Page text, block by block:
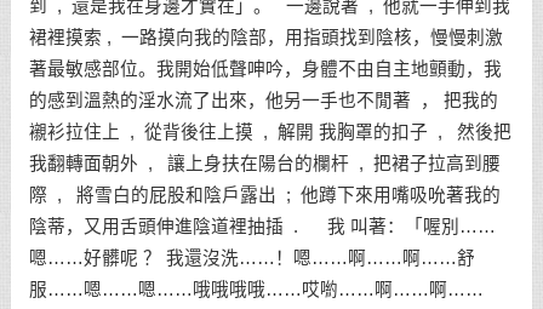
到 , 還是我在身邊才實在」。 一邊說著 , 他就一手伸到我
裙裡摸索 , 一路摸向我的陰部，用指頭找到陰核，慢慢刺激
著最敏感部位。我開始低聲呻吟，身體不由自主地顫動，我
的感到溫熱的淫水流了出來，他另一手也不閒著 ， 把我的
襯衫拉住上 , 從背後往上摸 , 解開 我胸罩的扣子 , 然後把
我翻轉面朝外 , 讓上身扶在陽台的欄杆 , 把裙子拉高到腰
際 , 將雪白的屁股和陰戶露出 ; 他蹲下來用嘴吸吮著我的
陰蒂，又用舌頭伸進陰道裡抽插 . 我 叫著：「喔別……
嗯……好髒呢 ？ 我還沒洗……！嗯……啊……啊……舒
服……嗯……嗯……哦哦哦哦……哎喲……啊……啊……